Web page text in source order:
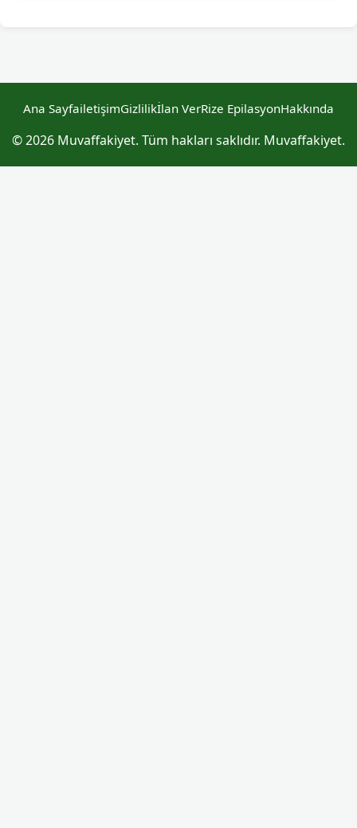
Ana SayfailetişimGizlilikİlan VerRize EpilasyonHakkında
© 2026 Muvaffakiyet. Tüm hakları saklıdır. Muvaffakiyet.